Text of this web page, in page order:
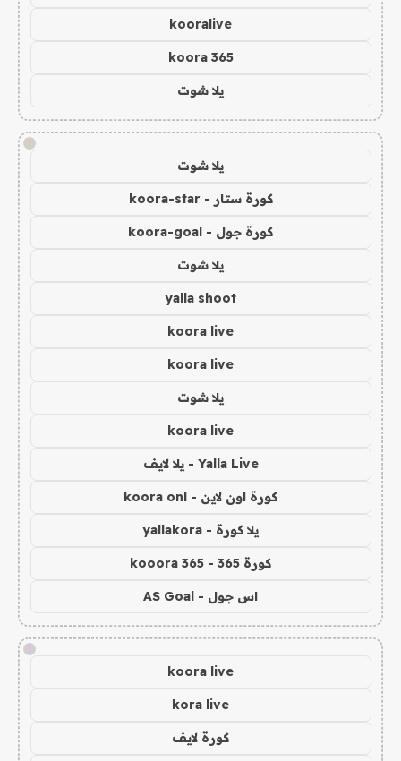
kooralive
koora 365
يلا شوت
!
يلا شوت
كورة ستار - koora-star
كورة جول - koora-goal
يلا شوت
yalla shoot
koora live
koora live
يلا شوت
koora live
Yalla Live - يلا لايف
كورة اون لاين - koora onl
يلا كورة - yallakora
كورة 365 - kooora 365
اس جول - AS Goal
!
koora live
kora live
كورة لايف